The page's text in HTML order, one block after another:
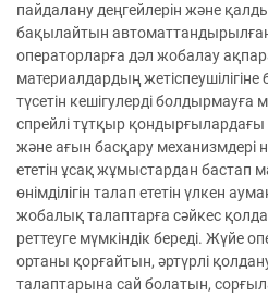
пайдалану деңгейлерін және
бақылайтын
операторларға дәл жобалау
материалдардың
түсетін кешігулерді болдырмауға
спрейлі тұтқыр
және ағын басқару механизмдері
ететін ұсақ жұмыстардан
өнімділігін талап ететін үлкен
жобалық талаптарға сәйкес
реттеуге мүмкіндік береді. Жүйе
ортаны қорғайтын, әртүрлі
талаптарына сай болатын,